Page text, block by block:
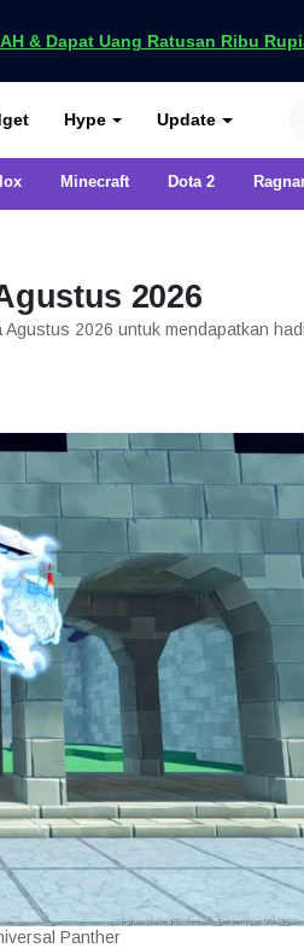
& Dapat Uang Ratusan Ribu
Hype Update
Minecraft Dota 2
2026
2026 untuk mendapatkan
Panther